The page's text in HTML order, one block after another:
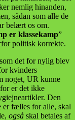
nemlig hinanden,
sådan som alle de
belært os om.
er klassekamp”
politisk korrekte.
det for nylig blev
kvinders
noget, UR kunne
er det ikke
Den
er fælles for alle, skal
også skal betales af